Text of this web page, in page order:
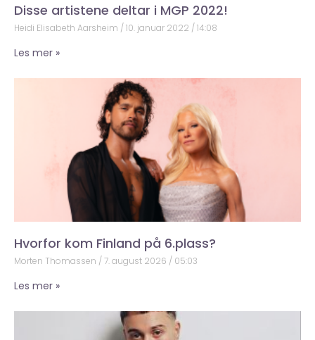
Disse artistene deltar i MGP 2022!
Heidi Elisabeth Aarsheim 10. januar 2022 14:08
Les mer »
Hvorfor kom Finland på 6.plass?
Morten Thomassen 7. august 2026 05:03
Les mer »